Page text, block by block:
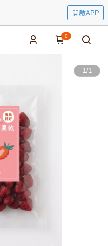
開啟APP
0
1/1